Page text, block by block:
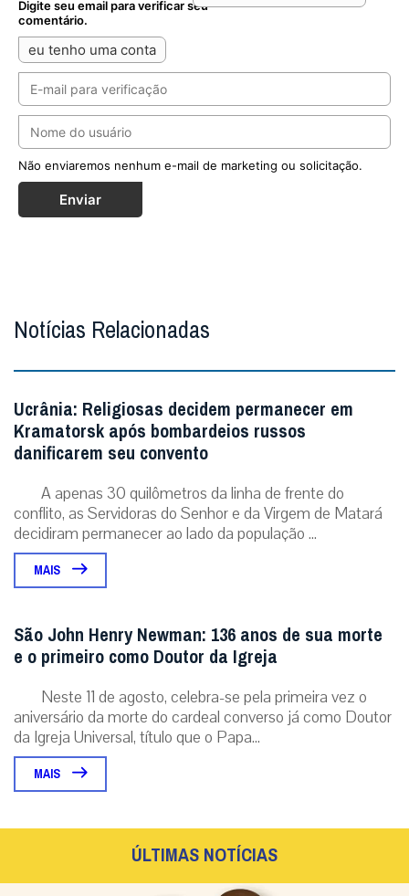
Digite seu email para verificar seu
comentário.
eu tenho uma conta
Não enviaremos nenhum e-mail de marketing ou solicitação.
Enviar
Notícias Relacionadas
Ucrânia: Religiosas decidem permanecer em
Kramatorsk após bombardeios russos
danificarem seu convento
A apenas 30 quilômetros da linha de frente do
conflito, as Servidoras do Senhor e da Virgem de Matará
decidiram permanecer ao lado da população ...
MAIS
São John Henry Newman: 136 anos de sua morte
e o primeiro como Doutor da Igreja
Neste 11 de agosto, celebra-se pela primeira vez o
aniversário da morte do cardeal converso já como Doutor
da Igreja Universal, título que o Papa...
MAIS
ÚLTIMAS NOTÍCIAS